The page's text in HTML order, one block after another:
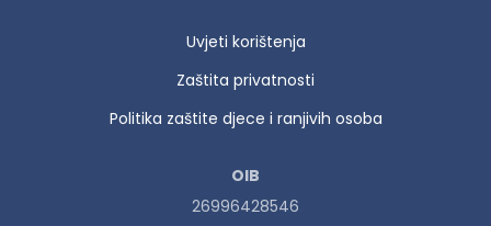
Uvjeti korištenja
Zaštita privatnosti
Politika zaštite djece i ranjivih osoba
OIB
26996428546